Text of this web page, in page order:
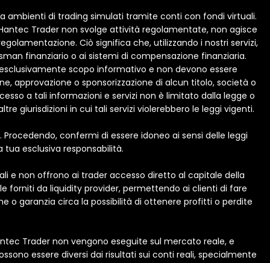
ambienti di trading simulati tramite conti con fondi virtuali.
Trader non svolge attività regolamentate, non agisce
Ciò significa che, utilizzando i nostri servizi,
finanziario o ai sistemi di compensazione finanziaria.
scopo informativo e non devono essere
approvazione o sponsorizzazione di alcun titolo, società o
a tali informazioni e servizi non è limitato dalla legge o
giurisdizioni in cui tali servizi violerebbero le leggi vigenti.
confermi di essere idoneo ai sensi delle leggi
tua esclusiva responsabilità.
e non offrono ai trader accesso diretto al capitale della
forniti da liquidity provider, permettendo ai clienti di fare
o garanzia circa la possibilità di ottenere profitti o perdite
Trader non vengono eseguite sul mercato reale, e
essere diversi dai risultati sui conti reali, specialmente